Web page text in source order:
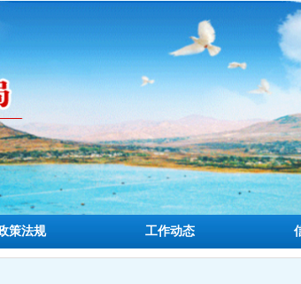
策法规 工作动态